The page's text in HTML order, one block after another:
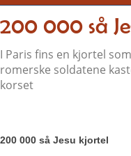
Myntene
Historien
Kirkekunsten
C14-dateringer
Ressurser
Viktige lenker
Andre ressurser
200 000 så
I Paris fins en kjortel
romerske soldatene
korset
200 000 så Jesu kjortel